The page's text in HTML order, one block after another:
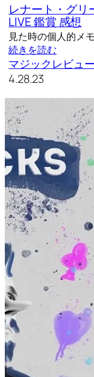
レナート・グ
LIVE 鑑賞 感想
見た時の個人的メ
続きを読む
マジックレビュー
4.28.23